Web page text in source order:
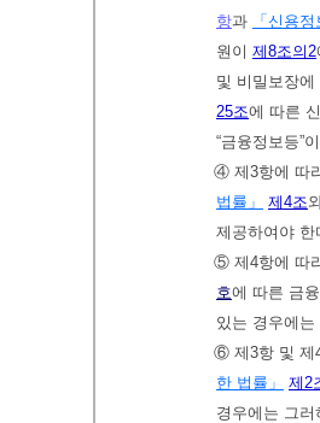
항과
「신용
원이 제8조의2
및 비밀보장
25조에 따른
“금융정보등”
④ 제3항에 따
법률」
제4조
제공하여야 한
⑤ 제4항에 따
호에 따른 금
있는 경우에는
⑥ 제3항 및 제
한 법률」
제2
경우에는 그